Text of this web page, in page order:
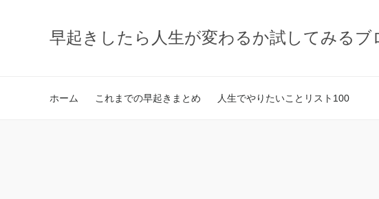
早起きしたら人生が変わるか試してみるブ
ホーム これまでの早起きまとめ 人生でやりたいことリスト100